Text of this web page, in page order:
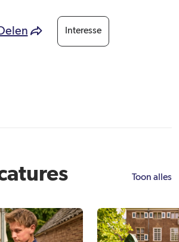
Interesse
Toon alles